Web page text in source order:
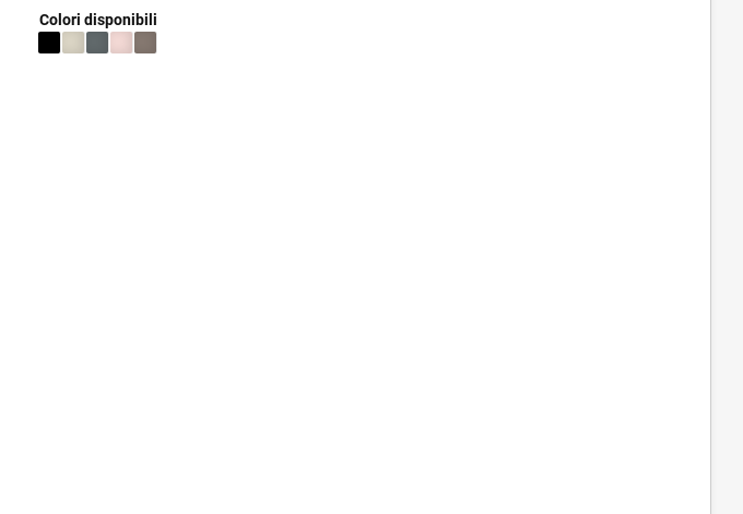
Colori disponibili